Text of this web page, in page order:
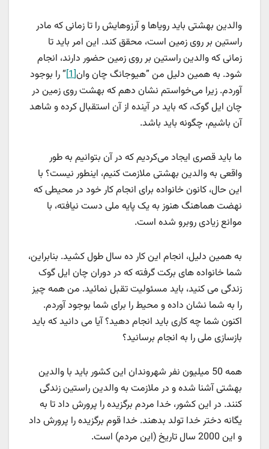
والدین بهشتی باید رویاها و آرزوهایش را تا زمانی که مادر
راستین بر روی زمین است، محقق کند. این امر باید تا
زمانی که والدین راستین بر روی زمین حضور دارند، انجام
شود. به همین دلیل من ”هیوجانگ چان وان[1] “ را بوجود
آوردم. زیرا می‌خواستم نشان دهم که بهشت روی زمین در
چان ایل گوک، که باید در آینده از آن استقبال کرده و شاهد
آن باشیم، چگونه باید باشد.
ما باید قصری ایجاد می‌کردیم که در آن بتوانیم به طور
واقعی به والدین بهشتی ملازمت کنیم، اینطور نیست؟ با
این حال، کانون خانواده برای انجام کار خود در محیطی که
نهضت هماهنگ هنوز به یک پایه ملی دست نیافته، با
موانع زیادی روبرو شده است.
به همین دلیل، انجام این کار ده سال طول کشید. بنابراین،
شما خانواده های برکت گرفته که در دوران چان ایل گوک
زندگی می کنید، باید مسئولیت تقبل نمائید. من همه چیز
را به شما نشان داده و محیط را برای شما بوجود آوردم.
اکنون شما چه کاری باید انجام دهید؟ آیا می دانید که باید
بازسازی ملی را به انجام برسانید؟
همه 50 میلیون نفر شهروندان این کشور باید با والدین
بهشتی آشنا شده و در ملازمت به والدین راستین زندگی
کنند. در این کشور، خدا مردم برگزیده را پرورش داد تا به
یگانه دختر خدا تولد بدهند. خدا قوم برگزیده را پرورش داد
و این 2000 سال تاریخ (این مردم) است.